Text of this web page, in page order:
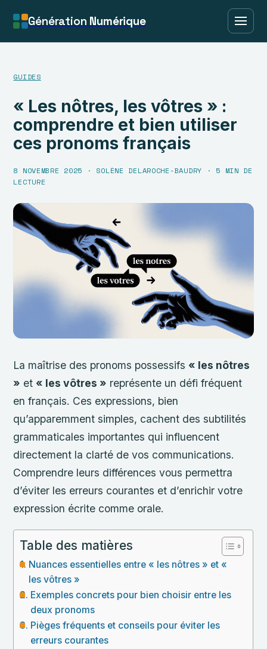
Génération Numérique
GUIDES
« Les nôtres, les vôtres » :
comprendre et bien utiliser
ces pronoms français
8 NOVEMBRE 2025 · SOLÈNE DELAROCHE-BAUDRY ·
5 MIN DE
LECTURE
La maîtrise des pronoms possessifs « les nôtres
» et « les vôtres » représente un défi fréquent
en français. Ces expressions, bien
qu’apparemment simples, cachent des subtilités
grammaticales importantes qui influencent
directement la clarté de vos communications.
Comprendre leurs différences vous permettra
d’éviter les erreurs courantes et d’enrichir votre
expression écrite comme orale.
Table des matières
Nuances essentielles entre « les nôtres » et «
les vôtres »
Exemples concrets pour bien choisir entre les
deux pronoms
Pièges fréquents et conseils pour éviter les
erreurs courantes